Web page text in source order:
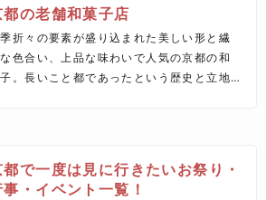
ます！
都の老舗和菓子店
折々の要素が盛り込まれた美しい形と繊
色合い、上品な味わいで人気の京都の和
。長いこと都であったという歴史と立地
都で一度は見に行きたいお祭り・
事・イベント一覧！